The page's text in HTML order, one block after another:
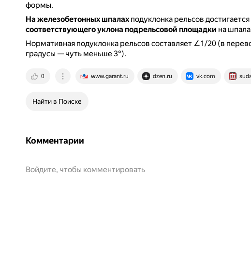
формы.
На железобетонных шпалахподуклонка рельсов достигается
соответствующего уклона подрельсовой площадки на
Нормативная подуклонка рельсов составляет ∠1/20 (в
градусы — чуть меньше 3°).
0 www.garant.ru dzen.ru vk.com
Найти в Поиске
Комментарии
Войдите, чтобы комментировать